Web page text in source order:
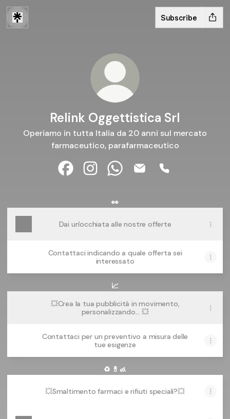
Subscribe
Relink Oggettistica Srl
Operiamo in tutta Italia da 20 anni sul mercato
farmaceutico, parafarmaceutico
👀​
Dai un'occhiata alle nostre offerte
Contattaci indicando a quale offerta sei
interessato
📈
💥Crea la tua pubblicità in movimento,
personalizzando... 💥
Contattaci per un preventivo a misura delle
tue esigenze
♻ 💊🚮
💥Smaltimento farmaci e rifiuti speciali?💥